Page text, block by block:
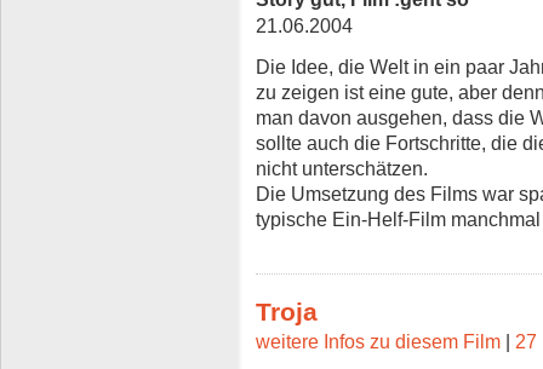
21.06.2004
Die Idee, die Welt in ein paar
zu zeigen ist eine gute, aber
man davon ausgehen, dass die
sollte auch die Fortschritte, die
nicht unterschätzen.
Die Umsetzung des Films war
typische Ein-Helf-Film
Troja
weitere Infos zu diesem Film | 27